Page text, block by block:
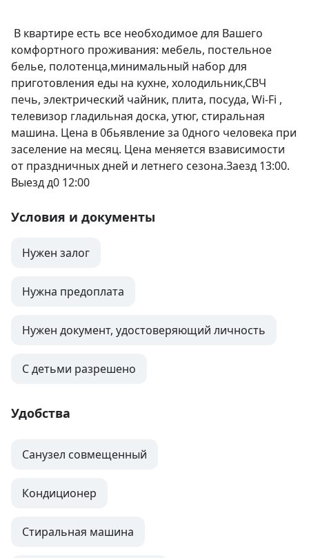
комфортного проживания: мебель, постельное
белье, полотенца,минимальный набор для
приготовления еды на кухне, холодильник,СВЧ
печь, электрический чайник, плита, посуда, Wi-Fi ,
телевизор гладильная доска, утюг, стиральная
машина. Цена в 0бьявление за 0дного человека при
заселение на месяц. Цена меняется взависимости
от праздничных дней и летнего сезона.Заезд 13:00.
Выезд д0 12:00
Условия и документы
Нужен залог
Нужна предоплата
Нужен документ, удостоверяющий личность
С детьми разрешено
Удобства
Санузел совмещенный
Кондиционер
Стиральная машина